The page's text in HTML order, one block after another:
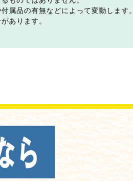
属品の有無などによって変動します。
あります。